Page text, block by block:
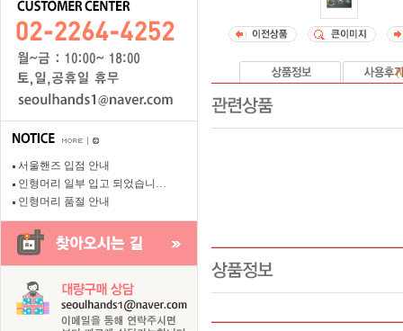
서울핸즈 입점 안내
인형머리 일부 입고 되었습니…
인형머리 품절 안내
(